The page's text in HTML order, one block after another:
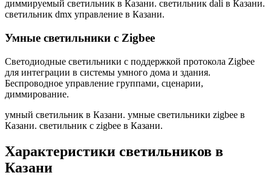
диммируемый светильник в Казани. светильник dali в Казани.
светильник dmx управление в Казани.
Умные светильники с Zigbee
Светодиодные светильники с поддержкой протокола Zigbee
для интеграции в системы умного дома и здания.
Беспроводное управление группами, сценарии,
диммирование.
умный светильник в Казани. умные светильники zigbee в
Казани. светильник с zigbee в Казани.
Характеристики светильников в
Казани